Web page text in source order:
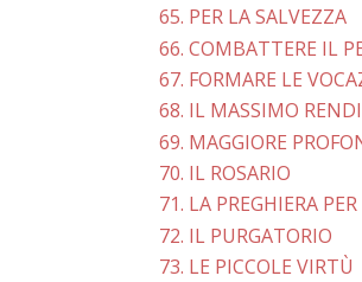
65. PER LA SALVEZZA
66. COMBATTERE IL
67. FORMARE LE
68. IL MASSIMO
69. MAGGIORE
70. IL ROSARIO
71. LA PREGHIERA
72. IL PURGATORIO
73. LE PICCOLE VIRTÙ